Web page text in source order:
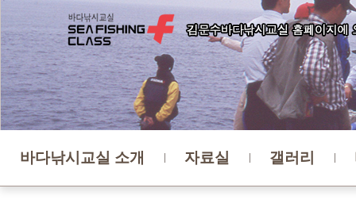
바다낚시교실 소개 자료실 갤러리